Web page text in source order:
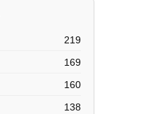
219
169
160
138